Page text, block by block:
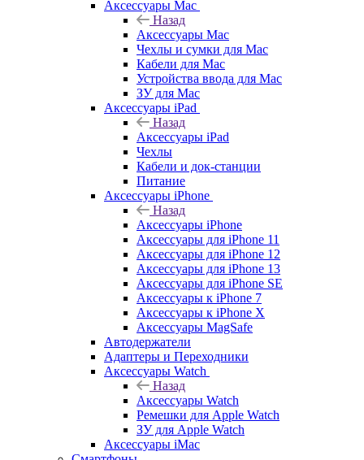
Аксессуары Mac
Назад
Аксессуары Mac
Чехлы и сумки для Mac
Кабели для Mac
Устройства ввода для Mac
ЗУ для Mac
Аксессуары iPad
Назад
Аксессуары iPad
Чехлы
Кабели и док-станции
Питание
Аксессуары iPhone
Назад
Аксессуары iPhone
Аксессуары для iPhone 11
Аксессуары для iPhone 12
Аксессуары для iPhone 13
Аксессуары для iPhone SE
Аксессуары к iPhone 7
Аксессуары к iPhone X
Аксессуары MagSafe
Автодержатели
Адаптеры и Переходники
Аксессуары Watch
Назад
Аксессуары Watch
Ремешки для Apple Watch
ЗУ для Apple Watch
Аксессуары iMac